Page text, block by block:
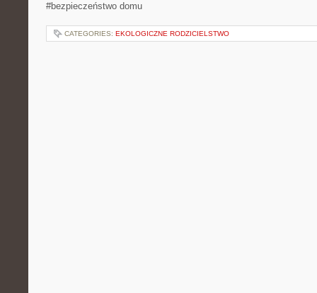
#bezpieczeństwo domu
CATEGORIES: EKOLOGICZNE RODZICIELSTWO